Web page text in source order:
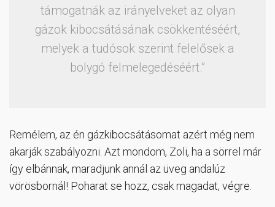
támogatnák az irányelveket az olyan
gázok kibocsátásának csökkentéséért,
melyek a tudósok szerint felelősek a
bolygó felmelegedéséért.”
Remélem, az én gázkibocsátásomat azért még nem
akarják szabályozni. Azt mondom, Zoli, ha a sörrel már
így elbánnak, maradjunk annál az üveg andalúz
vörösbornál! Poharat se hozz, csak magadat, végre.